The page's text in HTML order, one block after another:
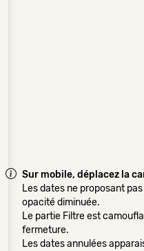
Sur mobile, déplacez la
Les dates ne proposant
opacité diminuée.
Le partie Filtre est
fermeture.
Les dates annulées